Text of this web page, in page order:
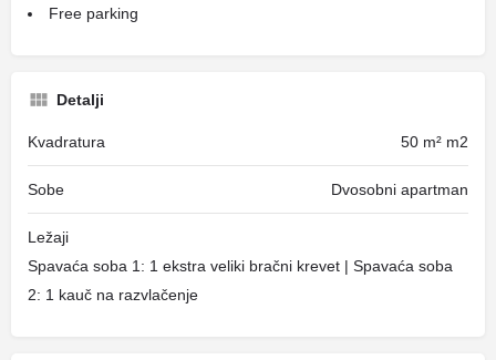
Free parking
Detalji
Kvadratura 50 m² m2
Sobe Dvosobni apartman
Ležaji
Spavaća soba 1: 1 ekstra veliki bračni krevet | Spavaća soba
2: 1 kauč na razvlačenje